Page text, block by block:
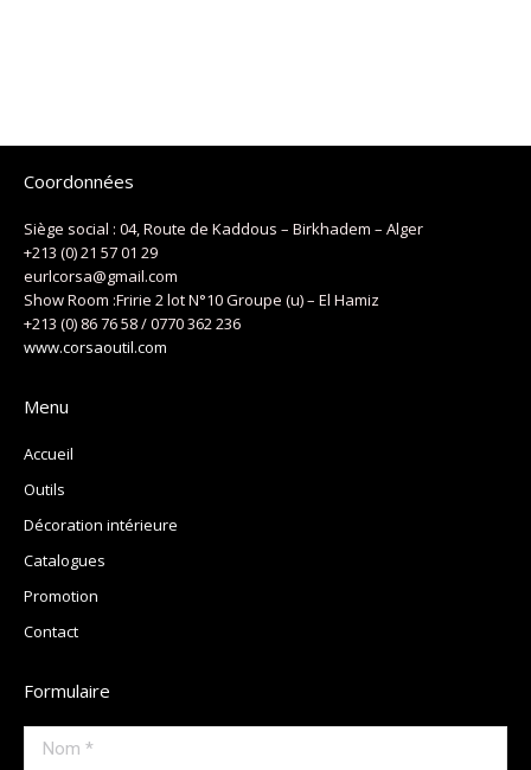
Coordonnées
Siège social : 04, Route de Kaddous – Birkhadem – Alger
+213 (0) 21 57 01 29
eurlcorsa@gmail.com
Show Room :Fririe 2 lot N°10 Groupe (u) – El Hamiz
+213 (0) 86 76 58 / 0770 362 236
www.corsaoutil.com
Menu
Accueil
Outils
Décoration intérieure
Catalogues
Promotion
Contact
Formulaire
Nom *